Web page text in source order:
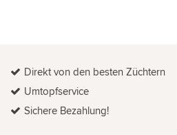
Direkt von den besten Züchtern
Umtopfservice
Sichere Bezahlung!